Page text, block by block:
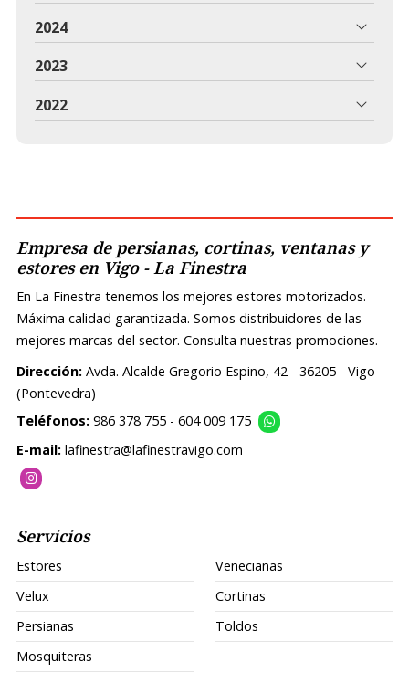
2024
2023
2022
Empresa de persianas, cortinas, ventanas y
estores en Vigo - La Finestra
En La Finestra tenemos los mejores estores motorizados.
Máxima calidad garantizada. Somos distribuidores de las
mejores marcas del sector. Consulta nuestras promociones.
Dirección: Avda. Alcalde Gregorio Espino, 42 - 36205 - Vigo
(Pontevedra)
Teléfonos: 986 378 755 - 604 009 175
E-mail: lafinestra@lafinestravigo.com
Servicios
Estores
Venecianas
Velux
Cortinas
Persianas
Toldos
Mosquiteras